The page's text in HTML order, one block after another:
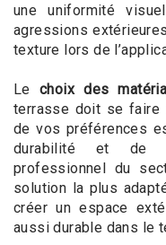
une uniformité
agressions
texture lors de
Le choix des
terrasse doit se faire
de vos préférences
durabilité et de
professionnel du
solution la plus
créer un espace
aussi durable dans le